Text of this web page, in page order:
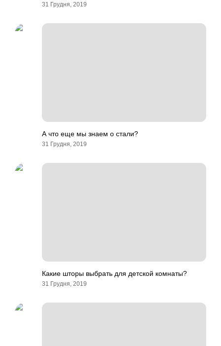
31 Грудня, 2019
А что еще мы знаем о стали?
31 Грудня, 2019
Какие шторы выбрать для детской комнаты?
31 Грудня, 2019